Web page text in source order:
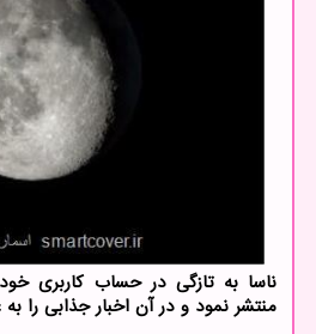
ناسا به تازگی در حساب کاربری
منتشر نمود و در آن اخبار جذابی را